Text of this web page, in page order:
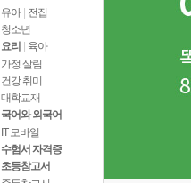
유아 | 전집
청소년
요리
육아
가정 살림
건강 취미
대학교재
국어와 외국어
IT 모바일
수험서 자격증
초등참고서